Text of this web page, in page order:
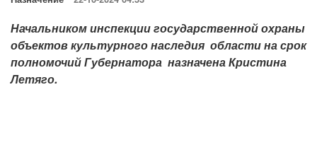
Начальником инспекции государственной охраны
объектов культурного наследия области на срок
полномочий Губернатора назначена Кристина
Летяго.